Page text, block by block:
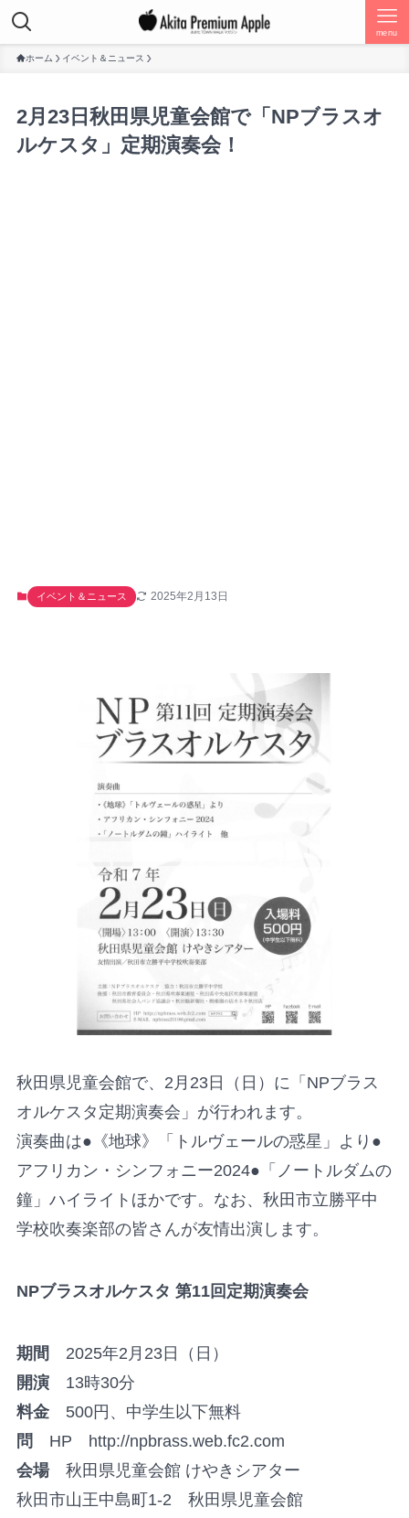
menu
ホーム イベント＆ニュース
2月23日秋田県児童会館で「NPブラスオ
ルケスタ」定期演奏会！
イベント＆ニュース 2025年2月13日
秋田県児童会館で、2月23日（日）に「NPブラス
オルケスタ定期演奏会」が行われます。
演奏曲は●《地球》「トルヴェールの惑星」より●
アフリカン・シンフォニー2024●「ノートルダムの
鐘」ハイライトほかです。なお、秋田市立勝平中
学校吹奏楽部の皆さんが友情出演します。
NPブラスオルケスタ 第11回定期演奏会
期間 2025年2月23日（日）
開演13時30分
料金500円、中学生以下無料
問 HP http://npbrass.web.fc2.com
会場秋田県児童会館 けやきシアター
秋田市山王中島町1-2 秋田県児童会館